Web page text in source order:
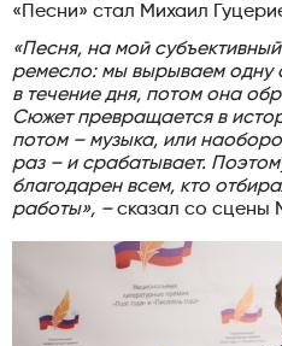
«Песни» стал Михаил
«Песня, на мой
ремесло: мы вырываем одну
в течение дня, потом она
Сюжет превращается в
потом – музыка, или
раз – и срабатывает.
благодарен всем, кто
работы», –сказал со сцены